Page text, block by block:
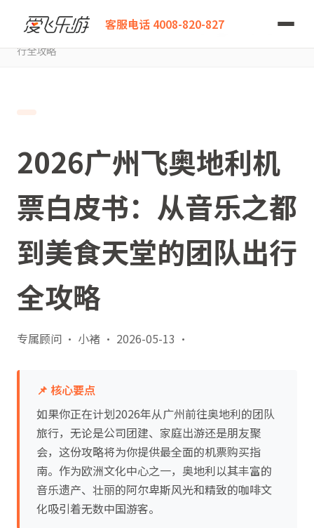
客服电话 4008-820-827
爱飞乐游
2026广州飞奥地利机票白皮书：从音乐之都到美食天堂的团队出
行全攻略
2026广州飞奥地利机
票白皮书：从音乐之都
到美食天堂的团队出行
全攻略
专属顾问 · 小褚 · 2026-05-13 ·
📌 核心要点
如果你正在计划2026年从广州前往奥地利的团队
旅行，无论是公司团建、家庭出游还是朋友聚
会，这份攻略将为你提供最全面的机票购买指
南。作为欧洲文化中心之一，奥地利以其丰富的
音乐遗产、壮丽的阿尔卑斯风光和精致的咖啡文
化吸引着无数中国游客。